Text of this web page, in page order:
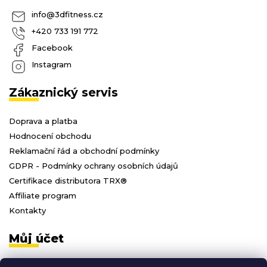
info@3dfitness.cz
+420 733 191 772
Facebook
Instagram
Zákaznický servis
Doprava a platba
Hodnocení obchodu
Reklamační řád a obchodní podmínky
GDPR - Podmínky ochrany osobních údajů
Certifikace distributora TRX®
Affiliate program
Kontakty
Můj účet